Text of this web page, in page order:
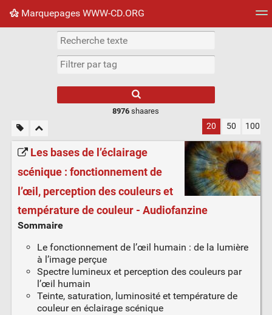
Marquepages WWW-CD.ORG
Nuage de tags Mur d'images
8976 shaares
20 50 100
Les bases de l’éclairage
scénique : fonctionnement de
l’œil, perception des couleurs et
température de couleur - Audiofanzine
Sommaire
Le fonctionnement de l’œil humain : de la lumière
à l’image perçue
Spectre lumineux et perception des couleurs par
l’œil humain
Teinte, saturation, luminosité et température de
couleur en éclairage scénique